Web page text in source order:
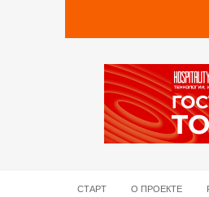
СТАРТ О ПРОЕКТЕ